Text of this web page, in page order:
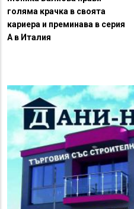
голяма крачка в своята
кариера и преминава в серия
А в Италия